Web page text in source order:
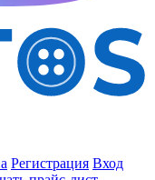
Регистрация Вход